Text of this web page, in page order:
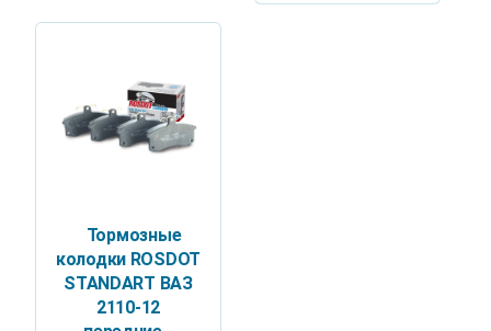
Тормозные
колодки ROSDOT
STANDART ВАЗ
2110-12